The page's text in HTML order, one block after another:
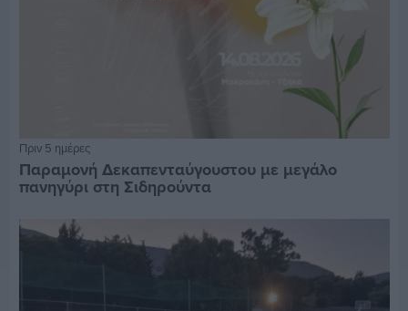
Πριν 5 ημέρες
Παραμονή Δεκαπενταύγουστου με μεγάλο
πανηγύρι στη Σιδηρούντα